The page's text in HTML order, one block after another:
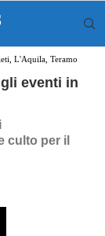
L'Aquila, Teramo
eventi in
culto per il